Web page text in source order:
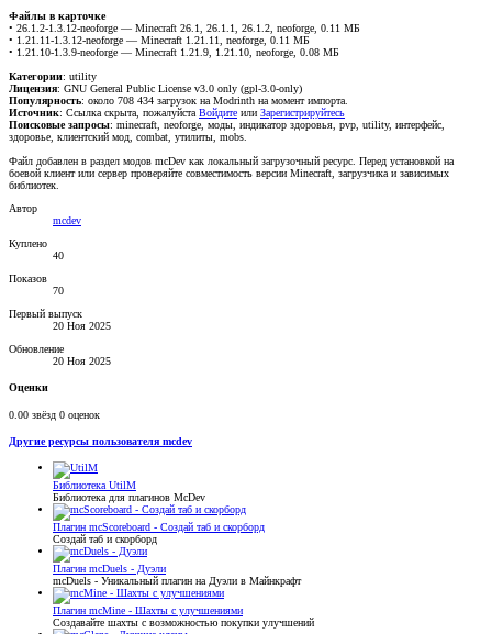
Файлы в карточке
• 26.1.2-1.3.12-neoforge — Minecraft 26.1, 26.1.1, 26.1.2, neoforge, 0.11 МБ
• 1.21.11-1.3.12-neoforge — Minecraft 1.21.11, neoforge, 0.11 МБ
• 1.21.10-1.3.9-neoforge — Minecraft 1.21.9, 1.21.10, neoforge, 0.08 МБ
Категории: utility
Лицензия: GNU General Public License v3.0 only (gpl-3.0-only)
Популярность: около 708 434 загрузок на Modrinth на момент импорта.
Источник: Ссылка скрыта, пожалуйста Войдите или Зарегистрируйтесь
Поисковые запросы: minecraft, neoforge, моды, индикатор здоровья, pvp, utility, интерфейс,
здоровье, клиентский мод, combat, утилиты, mobs.
Файл добавлен в раздел модов mcDev как локальный загрузочный ресурс. Перед установкой на
боевой клиент или сервер проверяйте совместимость версии Minecraft, загрузчика и зависимых
библиотек.
Автор
mcdev
Куплено
40
Показов
70
Первый выпуск
20 Ноя 2025
Обновление
20 Ноя 2025
Оценки
0.00 звёзд 0 оценок
Другие ресурсы пользователя mcdev
Библиотека UtilM
Библиотека для плагинов McDev
Плагин mcScoreboard - Создай таб и скорборд
Создай таб и скорборд
Плагин mcDuels - Дуэли
mcDuels - Уникальный плагин на Дуэли в Майнкрафт
Плагин mcMine - Шахты с улучшениями
Создавайте шахты с возможностью покупки улучшений